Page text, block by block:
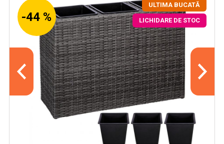
-44 %
ULTIMA BUCATĂ
LICHIDARE DE STOC